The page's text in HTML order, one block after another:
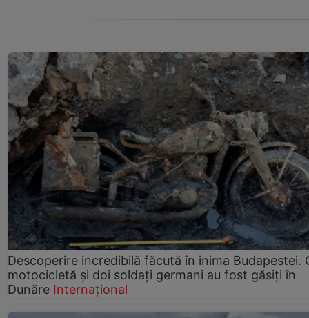
Descoperire incredibilă făcută în inima Budapestei.
motocicletă și doi soldați germani au fost găsiți în
Dunăre Internațional